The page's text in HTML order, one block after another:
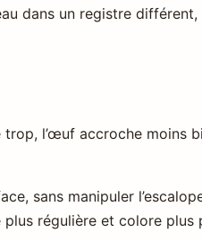
dans un registre
l’œuf accroche moins
sans manipuler
régulière et colore plus